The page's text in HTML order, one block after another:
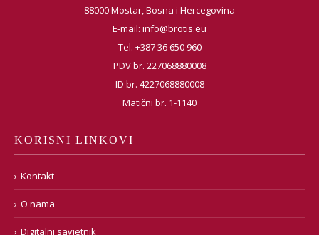
88000 Mostar, Bosna i Hercegovina
E-mail: info@brotis.eu
Tel. +387 36 650 960
PDV br. 227068880008
ID br. 4227068880008
Matični br. 1-1140
KORISNI LINKOVI
Kontakt
O nama
Digitalni savjetnik